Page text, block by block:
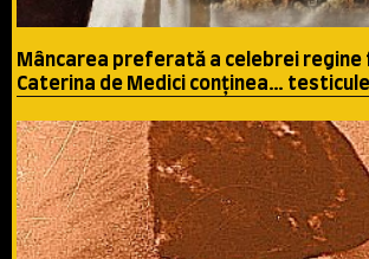
Mâncarea preferată a celebrei regine
Caterina de Medici conţinea…